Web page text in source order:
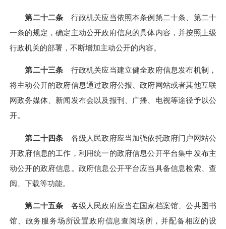
第二十二条 行政机关应当依照本条例第二十条、第二十
一条的规定，确定主动公开政府信息的具体内容，并按照上级
行政机关的部署，不断增加主动公开的内容。
第二十三条 行政机关应当建立健全政府信息发布机制，
将主动公开的政府信息通过政府公报、政府网站或者其他互联
网政务媒体、新闻发布会以及报刊、广播、电视等途径予以公
开。
第二十四条 各级人民政府应当加强依托政府门户网站公
开政府信息的工作，利用统一的政府信息公开平台集中发布主
动公开的政府信息。政府信息公开平台应当具备信息检索、查
阅、下载等功能。
第二十五条 各级人民政府应当在国家档案馆、公共图书
馆、政务服务场所设置政府信息查阅场所，并配备相应的设